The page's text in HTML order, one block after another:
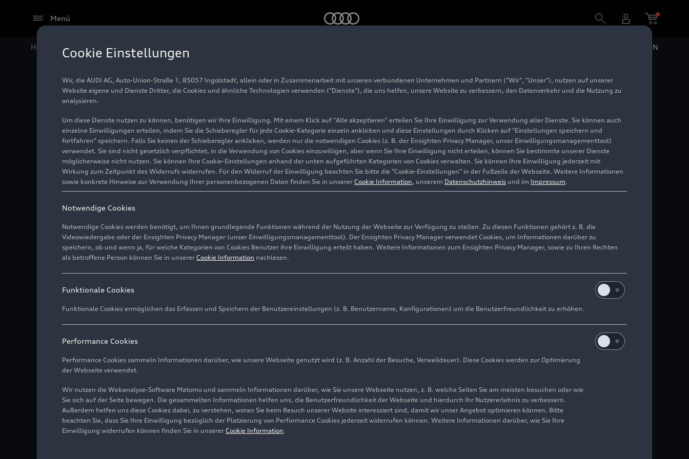
Menü
Home Audi Media Center Fotos EN
Head-up-Display
Illustration 01.01.2016
Cookie Einstellungen
Wir, die AUDI AG, Auto-Union-Straße 1, 85057 Ingolstadt, allein oder in Zusammenarbeit mit unseren verbundenen Unternehmen und Partnern ("Wir", "Unser"), nutzen auf unserer
Website eigene und Dienste Dritter, die Cookies und ähnliche Technologien verwenden ("Dienste"), die uns helfen, unsere Website zu verbessern, den Datenverkehr und die Nutzung zu
analysieren.
Um diese Dienste nutzen zu können, benötigen wir Ihre Einwilligung. Mit einem Klick auf "Alle akzeptieren" erteilen Sie Ihre Einwilligung zur Verwendung aller Dienste. Sie können auch
einzelne Einwilligungen erteilen, indem Sie die Schieberegler für jede Cookie-Kategorie einzeln anklicken und diese Einstellungen durch Klicken auf "Einstellungen speichern und
fortfahren" speichern. Falls Sie keinen der Schieberegler anklicken, werden nur die notwendigen Cookies (z. B. der Ensighten Privacy Manager, unser Einwilligungsmanagementtool)
verwendet. Sie sind nicht gesetzlich verpflichtet, in die Verwendung von Cookies einzuwilligen, aber wenn Sie Ihre Einwilligung nicht erteilen, können Sie bestimmte unserer Dienste
möglicherweise nicht nutzen. Sie können Ihre Cookie-Einstellungen anhand der unten aufgeführten Kategorien von Cookies verwalten. Sie können Ihre Einwilligung jederzeit mit
Wirkung zum Zeitpunkt des Widerrufs widerrufen. Für den Widerruf der Einwilligung beachten Sie bitte die "Cookie-Einstellungen" in der Fußzeile der Webseite. Weitere Informationen
sowie konkrete Hinweise zur Verwendung Ihrer personenbezogenen Daten finden Sie in unserer Cookie Information, unserem Datenschutzhinweis und im Impressum.
Notwendige Cookies
Notwendige Cookies werden benötigt, um Ihnen grundlegende Funktionen während der Nutzung der Webseite zur Verfügung zu stellen. Zu diesen Funktionen gehört z. B. die
Videowiedergabe oder der Ensighten Privacy Manager (unser Einwilligungsmanagementtool). Der Ensighten Privacy Manager verwendet Cookies, um Informationen darüber zu
speichern, ob und wenn ja, für welche Kategorien von Cookies Benutzer ihre Einwilligung erteilt haben. Weitere Informationen zum Ensighten Privacy Manager, sowie zu Ihren Rechten
als betroffene Person können Sie in unserer Cookie Information nachlesen.
Funktionale Cookies
Funktionale Cookies ermöglichen das Erfassen und Speichern der Benutzereinstellungen (z. B. Benutzername, Konfigurationen) um die Benutzerfreundlichkeit zu erhöhen.
Performance Cookies
Performance Cookies sammeln Informationen darüber, wie unsere Webseite genutzt wird (z. B. Anzahl der Besuche, Verweildauer). Diese Cookies werden zur Optimierung
der Webseite verwendet.
Wir nutzen die Webanalyse-Software Matomo und sammeln Informationen darüber, wie Sie unsere Webseite nutzen, z. B. welche Seiten Sie am meisten besuchen oder wie
Sie sich auf der Seite bewegen. Die gesammelten Informationen helfen uns, die Benutzerfreundlichkeit der Webseite und hierdurch Ihr Nutzererlebnis zu verbessern.
Außerdem helfen uns diese Cookies dabei, zu verstehen, woran Sie beim Besuch unserer Website interessiert sind, damit wir unser Angebot optimieren können. Bitte
beachten Sie, dass Sie Ihre Einwilligung bezüglich der Platzierung von Performance Cookies jederzeit widerrufen können. Weitere Informationen darüber, wie Sie Ihre
Einwilligung widerrufen können finden Sie in unserer Cookie Information.